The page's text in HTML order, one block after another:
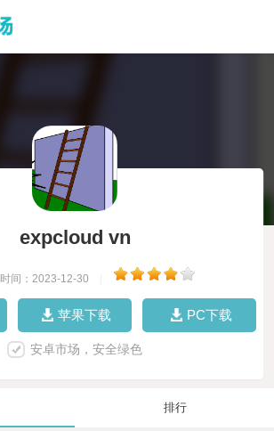
expcloud vn
时间：2023-12-30
苹果下载 PC下载
安卓市场，安全绿色
排行